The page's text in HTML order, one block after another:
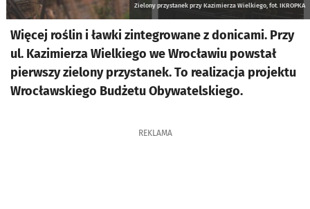
Zielony przystanek przy Kazimierza Wielkiego, fot. IKROPKA
Więcej roślin i ławki zintegrowane z donicami. Przy
ul. Kazimierza Wielkiego we Wrocławiu powstał
pierwszy zielony przystanek. To realizacja projektu
Wrocławskiego Budżetu Obywatelskiego.
REKLAMA